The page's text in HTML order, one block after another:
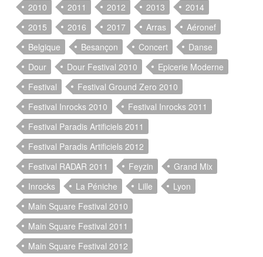
2010 2011 2012 2013
2014
2015
2016 2017 Arras
Aéronef
Belgique
Besançon Concert
Danse
Dour
Dour Festival 2010
Epicerie Moderne
Festival
Festival Ground Zero 2010
Festival Inrocks 2010
Festival Inrocks 2011
Festival Paradis Artificiels 2011
Festival Paradis Artificiels 2012
Festival RADAR 2011
Feyzin
Grand Mix
Inrocks
La Péniche Lille
Lyon
Main Square Festival 2010
Main Square Festival 2011
Main Square Festival 2012